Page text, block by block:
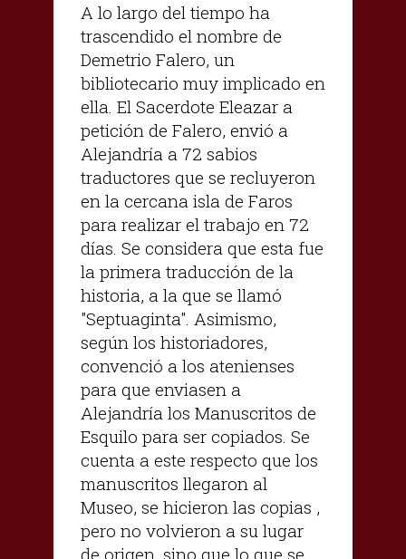
A lo largo del tiempo ha
trascendido el nombre de
Demetrio Falero, un
bibliotecario muy implicado en
ella. El Sacerdote Eleazar a
petición de Falero, envió a
Alejandría a 72 sabios
traductores que se recluyeron
en la cercana isla de Faros
para realizar el trabajo en 72
días. Se considera que esta fue
la primera traducción de la
historia, a la que se llamó
"Septuaginta". Asimismo,
según los historiadores,
convenció a los atenienses
para que enviasen a
Alejandría los Manuscritos de
Esquilo para ser copiados. Se
cuenta a este respecto que los
manuscritos llegaron al
Museo, se hicieron las copias ,
pero no volvieron a su lugar
de origen, sino que lo que se